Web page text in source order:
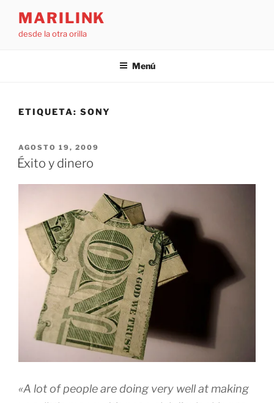
contenido
MARILINK
desde la otra orilla
Menú
ETIQUETA: SONY
PUBLICADO
EL
AGOSTO 19, 2009
Éxito y dinero
«A lot of people are doing very well at making